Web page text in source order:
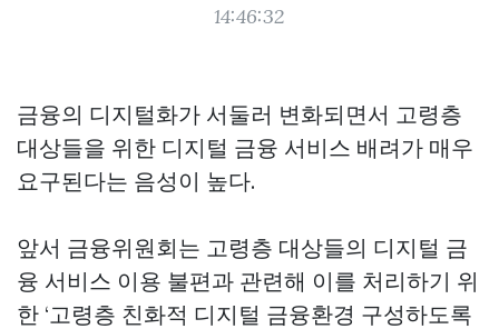
14:46:32
금융의 디지털화가 서둘러 변화되면서 고령층
대상들을 위한 디지털 금융 서비스 배려가 매우
요구된다는 음성이 높다.
앞서 금융위원회는 고령층 대상들의 디지털 금
융 서비스 이용 불편과 관련해 이를 처리하기 위
한 ‘고령층 친화적 디지털 금융환경 구성하도록